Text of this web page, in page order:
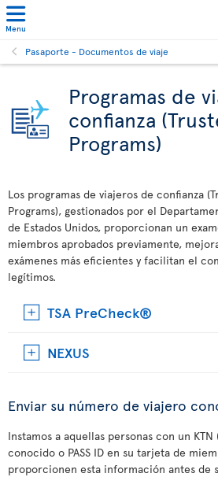
Menu
Pasaporte - Documentos de viaje
Programas de
confianza
Programs)
Los programas de viajeros de confianza
Programs), gestionados por el
de Estados Unidos, proporcionan un
miembros aprobados previamente,
exámenes más eficientes y facilitan el
legítimos.
TSA PreCheck®
NEXUS
Enviar su número de viajero
Instamos a aquellas personas con un
conocido o PASS ID en su tarjeta de
proporcionen esta información antes de